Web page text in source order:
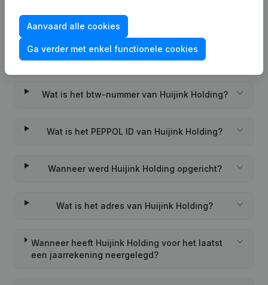
Veelgestelde vragen
Wat is het KVK-nummer van Huijink Holding?
Wat is het btw-nummer van Huijink Holding?
Wat is het PEPPOL ID van Huijink Holding?
Wanneer werd Huijink Holding opgericht?
Wat is het adres van Huijink Holding?
Wanneer heeft Huijink Holding voor het laatst
een jaarrekening neergelegd?
Aanvaard alle cookies
Ga verder met enkel functionele cookies